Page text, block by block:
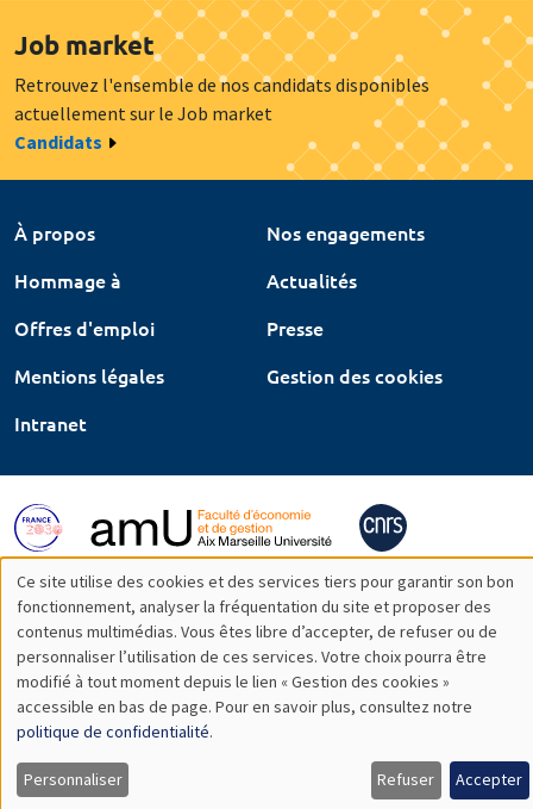
Job market
Retrouvez l'ensemble de nos candidats disponibles
actuellement sur le Job market
Candidats
À propos
Nos engagements
Hommage à
Actualités
Offres d'emploi
Presse
Mentions légales
Gestion des cookies
Intranet
Utilisation
des
données
personnelles
et
Ce site utilise des cookies et des services tiers pour garantir son bon
fonctionnement, analyser la fréquentation du site et proposer des
contenus multimédias. Vous êtes libre d’accepter, de refuser ou de
personnaliser l’utilisation de ces services. Votre choix pourra être
modifié à tout moment depuis le lien « Gestion des cookies »
accessible en bas de page. Pour en savoir plus, consultez notre
politique de confidentialité.
Personnaliser Refuser Accepter